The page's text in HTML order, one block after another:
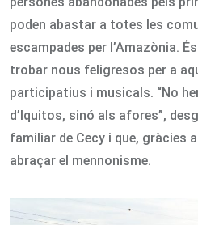
poden abastar a totes les
escampades per l’Amazònia.
trobar nous feligresos per a
participatius i musicals. “No
d’Iquitos, sinó als afores”,
familiar de Cecy i que, gràcies
abraçar el mennonisme.